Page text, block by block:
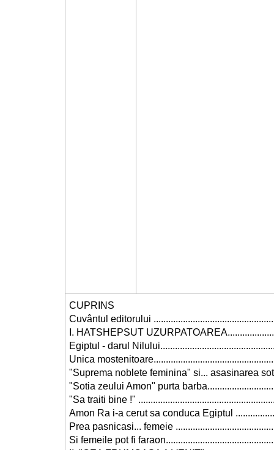
CUPRINS
Cuvântul editorului
I. HATSHEPSUT
Egiptul - darul
Unica
"Suprema noblete feminina" si... asasinarea
"Sotia zeului Amon" purta
"Sa traiti bine !"
Amon Ra i-a cerut sa conduca Egiptul
Prea pasnicasi... femeie
Si femeile pot fi